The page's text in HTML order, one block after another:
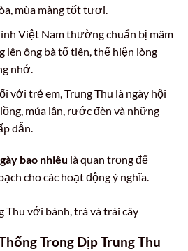
mùa màng tốt tươi.
Việt Nam thường chuẩn bị mâm
lên ông bà tổ tiên, thể hiện lòng
nhớ.
với trẻ em, Trung Thu là ngày hội
múa lân, rước đèn và những
dẫn.
bao nhiêu là quan trọng để
cho các hoạt động ý nghĩa.
Trong Dịp Trung Thu